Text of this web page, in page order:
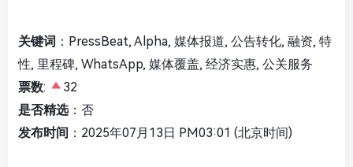
关键词 ：PressBeat, Alpha, 媒体报道, 公告转化, 融资, 特
性, 里程碑, WhatsApp, 媒体覆盖, 经济实惠, 公关服务
票数:
32
是否精选：否
发布时间 ：2025年07月13日 PM03:01 (北京时间)